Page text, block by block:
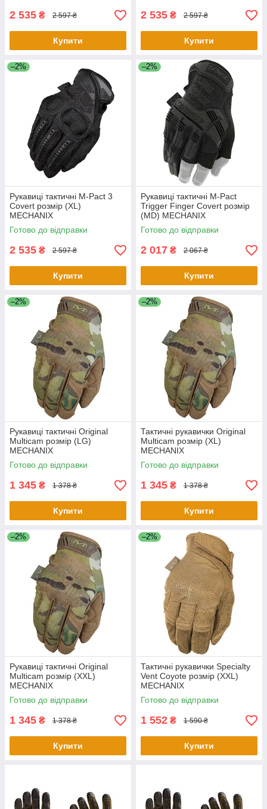
2 535 ₴ 2 597 ₴
Купити
2 535 ₴ 2 597 ₴
Купити
–2%
Рукавиці тактичні M-Pact 3
Covert розмір (XL)
MECHANIX
Готово до відправки
2 535 ₴ 2 597 ₴
Купити
–2%
Рукавиці тактичні M-Pact
Trigger Finger Covert розмір
(MD) MECHANIX
Готово до відправки
2 017 ₴ 2 067 ₴
Купити
–2%
Рукавиці тактичні Original
Multicam розмір (LG)
MECHANIX
Готово до відправки
1 345 ₴ 1 378 ₴
Купити
–2%
Тактичні рукавички Original
Multicam розмір (XL)
MECHANIX
Готово до відправки
1 345 ₴ 1 378 ₴
Купити
–2%
Рукавиці тактичні Original
Multicam розмір (XXL)
MECHANIX
Готово до відправки
1 345 ₴ 1 378 ₴
Купити
–2%
Тактичні рукавички Specialty
Vent Coyote розмір (XXL)
MECHANIX
Готово до відправки
1 552 ₴ 1 590 ₴
Купити